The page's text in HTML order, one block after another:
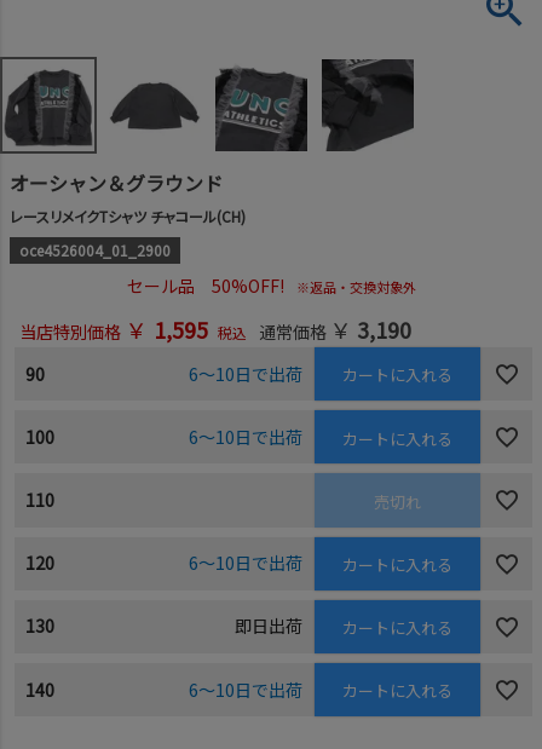
オーシャン＆グラウンド
レースリメイクTシャツ チャコール(CH)
oce4526004_01_2900
セール品 50%OFF! ※返品・交換対象外
当店特別価格 ￥ 1,595 税込 通常価格 ￥ 3,190
90 6～10日で出荷 カートに入れる
100 6～10日で出荷 カートに入れる
110 売切れ
120 6～10日で出荷 カートに入れる
130 即日出荷 カートに入れる
140 6～10日で出荷 カートに入れる